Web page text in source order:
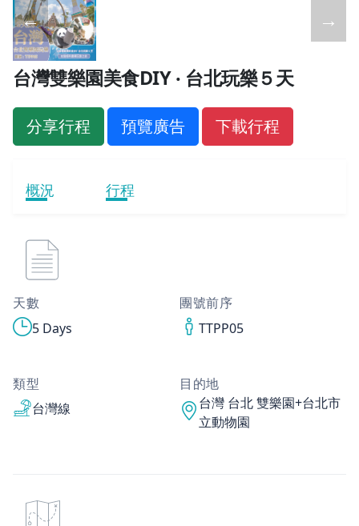
← →
台灣雙樂園美食DIY ‧ 台北玩樂５天
分享行程 預覽廣告 下載行程
概況 行程
天數
5 Days
團號前序
TTPP05
類型
台灣線
目的地
台灣 台北 雙樂園+台北市
立動物園